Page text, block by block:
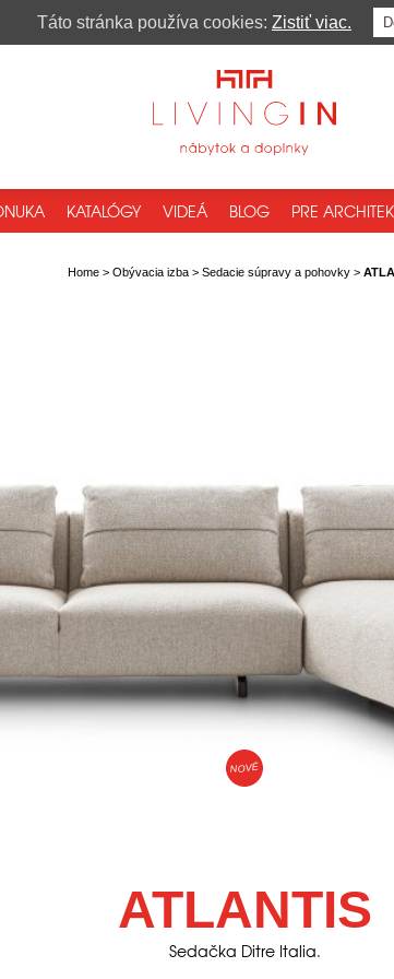
KATALÓGY VIDEÁ BLOG PRE
Home> Obývacia izba> Sedacie súpravy a pohovky>
NOVÉ
ATLANTIS
Sedačka Ditre Italia.
Táto stránka používa cookies: Zistiť viac.